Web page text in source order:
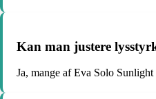
Kan man justere
Ja, mange af Eva Solo